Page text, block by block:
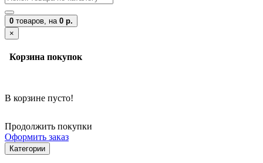
0 товаров, на 0 р.
×
Корзина покупок
В корзине пусто!
Продолжить покупки
Оформить заказ
Категории